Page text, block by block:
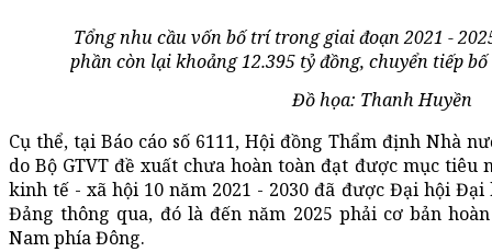
Tổng nhu cầu vốn bố trí trong giai đoạn 2021 -
phần còn lại khoảng 12.395 tỷ đồng, chuyển tiếp
Đồ họa: Thanh Huyền
Cụ thể, tại Báo cáo số 6111, Hội đồng Thẩm định Nhà
do Bộ GTVT đề xuất chưa hoàn toàn đạt được mục
kinh tế - xã hội 10 năm 2021 - 2030 đã được Đại hội
Đảng thông qua, đó là đến năm 2025 phải cơ bản
Nam phía Đông.